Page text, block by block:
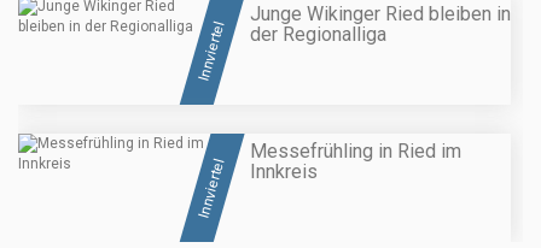
Innviertel
Junge Wikinger Ried bleiben in
der Regionalliga
Innviertel
Messefrühling in Ried im
Innkreis